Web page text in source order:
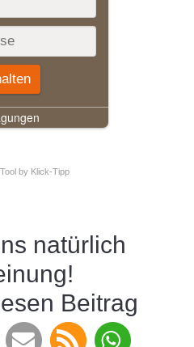
by Klick-Tipp
natürlich
Beitrag